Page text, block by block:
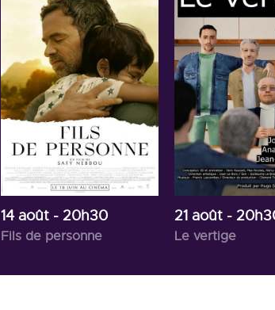
14 août - 20h30
Fils de personne
21 août -
Le vertige